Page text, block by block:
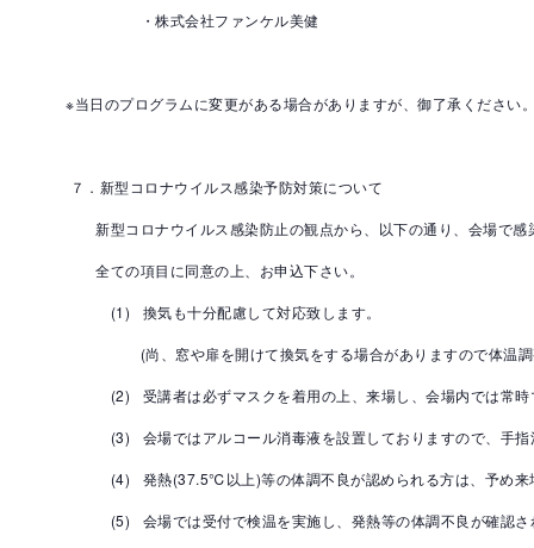
・株式会社ファンケル美健
※当日のプログラムに変更がある場合がありますが、御了承ください
７．新型コロナウイルス感染予防対策について
新型コロナウイルス感染防止の観点から、以下の通り、会場で感
全ての項目に同意の上、お申込下さい。
(1) 換気も十分配慮して対応致します。
(尚、窓や扉を開けて換気をする場合がありますので体温調
(2) 受講者は必ずマスクを着用の上、来場し、会場内では常時
(3) 会場ではアルコール消毒液を設置しておりますので、手指
(4) 発熱(37.5℃以上)等の体調不良が認められる方は、予め来
(5) 会場では受付で検温を実施し、発熱等の体調不良が確認さ